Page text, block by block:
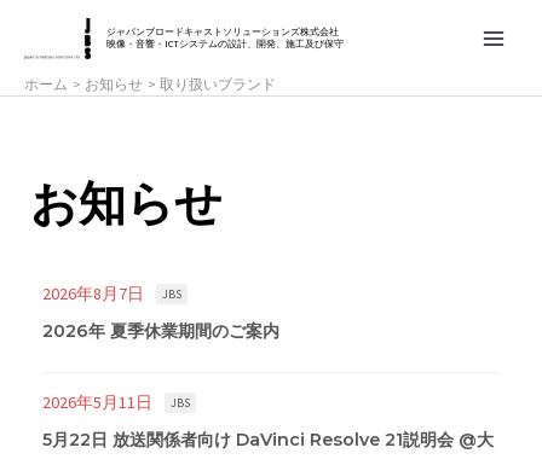
ジャパンブロードキャストソリューションズ株式会社
映像・音響・ICTシステムの設計、開発、施工及び保守
ホーム お知らせ 取り扱いブランド
お知らせ
2026年8月7日 JBS
2026年 夏季休業期間のご案内
2026年5月11日 JBS
5月22日 放送関係者向け DaVinci Resolve 21説明会 @大